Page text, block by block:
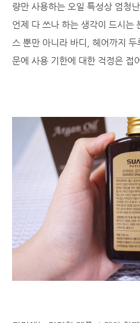
량만 사용하는 오일 특성상 엄청
언제 다 쓰나 하는 생각이 드시는
스 뿐만 아니라 바디, 헤어까지
문에 사용 기한에 대한 걱정은 접